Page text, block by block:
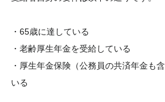
・65歳に達している
・老齢厚生年金を受給している
・厚生年金保険（公務員の共済年金も
いる